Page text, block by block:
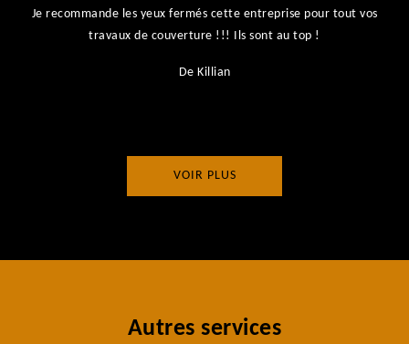
Je recommande les yeux fermés cette entreprise pour tout vos
travaux de couverture !!! Ils sont au top !
De Killian
VOIR PLUS
Autres services